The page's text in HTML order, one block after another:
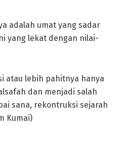
adalah umat yang sadar
yang lekat dengan nilai-
atau lebih pahitnya hanya
dan menjadi salah
sana, rekontruksi sejarah
Kumai)